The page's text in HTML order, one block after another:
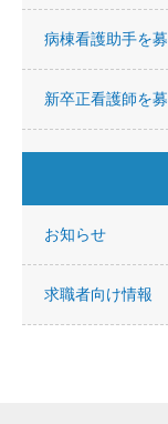
病棟看護助手を
新卒正看護師を
お知らせ
求職者向け情報